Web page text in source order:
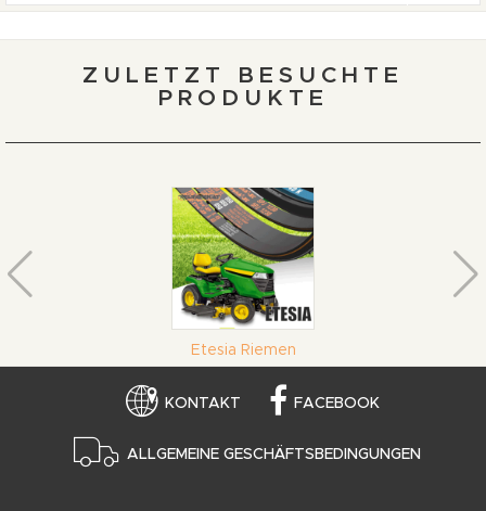
ZULETZT BESUCHTE
PRODUKTE
Etesia Riemen
KONTAKT FACEBOOK
ALLGEMEINE GESCHÄFTSBEDINGUNGEN